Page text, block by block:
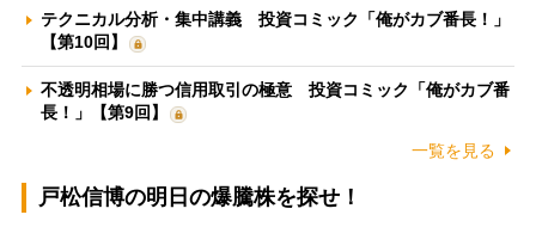
テクニカル分析・集中講義 投資コミック「俺がカブ番長！」
【第10回】
不透明相場に勝つ信用取引の極意 投資コミック「俺がカブ番
長！」【第9回】
一覧を見る
戸松信博の明日の爆騰株を探せ！